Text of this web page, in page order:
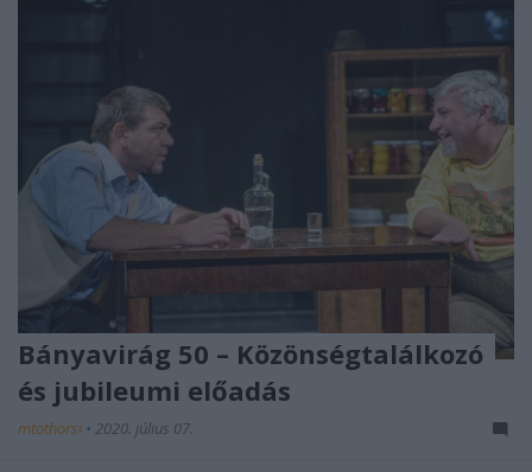
Bányavirág 50 – Közönségtalálkozó
és jubileumi előadás
mtothorsi • 2020. július 07.